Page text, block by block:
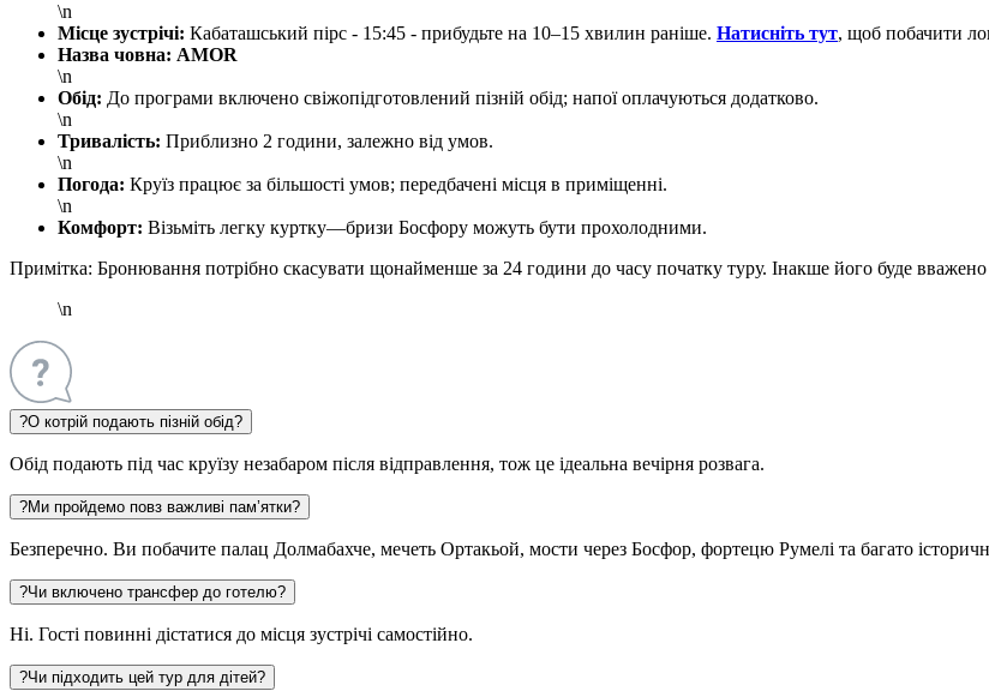
\n
Місце зустрічі: Кабаташський пірс - 15:45 - прибудьте на 10–15 хвилин раніше. Натисніть тут, щоб побачити
Назва човна: AMOR
\n
Обід: До програми включено свіжопідготовлений пізній обід; напої оплачуються додатково.
\n
Тривалість: Приблизно 2 години, залежно від умов.
\n
Погода: Круїз працює за більшості умов; передбачені місця в приміщенні.
\n
Комфорт: Візьміть легку куртку—бризи Босфору можуть бути прохолодними.
Примітка: Бронювання потрібно скасувати щонайменше за 24 години до часу початку туру. Інакше його буде вважено
\n
?О котрій подають пізній обід?
Обід подають під час круїзу незабаром після відправлення, тож це ідеальна вечірня розвага.
?Ми пройдемо повз важливі пам’ятки?
Безперечно. Ви побачите палац Долмабахче, мечеть Ортакьой, мости через Босфор, фортецю Румелі та багато
?Чи включено трансфер до готелю?
Ні. Гості повинні дістатися до місця зустрічі самостійно.
?Чи підходить цей тур для дітей?